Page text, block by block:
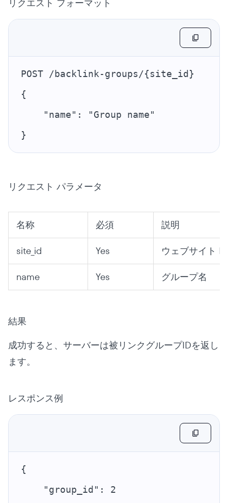
リクエスト フォーマット
POST /backlink-groups/{site_id}
{
    "name": "Group name"
}
リクエスト パラメータ
名称 必須 説明
site_id Yes ウェブサイト ID
name Yes グループ名
結果
成功すると、サーバーは被リンクグループIDを返し
ます。
レスポンス例
{
    "group_id": 2